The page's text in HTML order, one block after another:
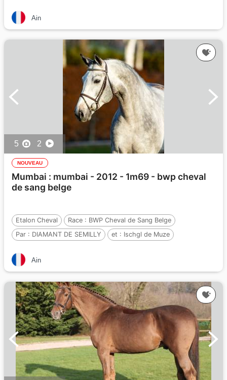
Ain
5 2
NOUVEAU
Mumbai : mumbai - 2012 - 1m69 - bwp cheval
de sang belge
Etalon Cheval Race : BWP Cheval de Sang Belge
Par : DIAMANT DE SEMILLY et : Ischgl de Muze
Ain